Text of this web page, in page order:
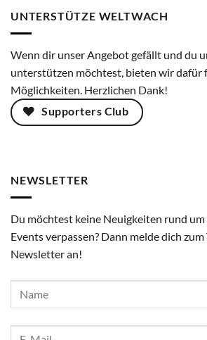
UNTERSTÜTZE WELTWACH
Wenn dir unser Angebot gefällt und du
unterstützen möchtest, bieten wir dafür
Möglichkeiten. Herzlichen Dank!
Supporters Club
NEWSLETTER
Du möchtest keine Neuigkeiten rund um
Events verpassen? Dann melde dich
Newsletter an!